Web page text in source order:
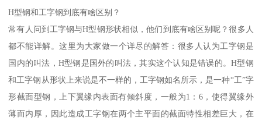
H型钢和工字钢到底有啥区别？
常有人问到工字钢与H型钢形状相似，他们到底有啥区别呢？很多人
都不能详解。这里为大家做一个详尽的解答：很多人认为工字钢是
国内的叫法，H型钢是国外的叫法，其实这个认知是错误的。H型钢
和工字钢从形状上来说是不一样的，工字钢如名所示，是一种“工”字
形截面型钢，上下翼缘内表面有倾斜度，一般为1：6，使得翼缘外
薄而内厚，因此造成工字钢在两个主平面的截面特性相差巨大，在